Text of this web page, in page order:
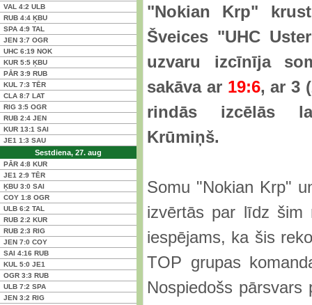
VAL 4:2 ULB
RUB 4:4 ĶBU
SPA 4:9 TAL
JEN 3:7 OGR
UHC 6:19 NOK
KUR 5:5 ĶBU
PĀR 3:9 RUB
KUL 7:3 TĒR
CLA 8:7 LAT
RIG 3:5 OGR
RUB 2:4 JEN
KUR 13:1 SAI
JE1 1:3 SAU
Sestdiena, 27. aug
PĀR 4:8 KUR
JE1 2:9 TĒR
ĶBU 3:0 SAI
COY 1:8 OGR
ULB 6:2 TAL
RUB 2:2 KUR
RUB 2:3 RIG
JEN 7:0 COY
SAI 4:16 RUB
KUL 5:0 JE1
OGR 3:3 RUB
ULB 7:2 SPA
JEN 3:2 RIG
"Nokian Krp"
Šveices "UHC
uzvaru izcīnīja
sakāva ar 19:6, ar 3
rindās izcēlās
Krūmiņš.
Somu "Nokian Krp"
izvērtās par līdz šim
iespējams, ka šis
TOP grupas
Nospiedošs pārsvars